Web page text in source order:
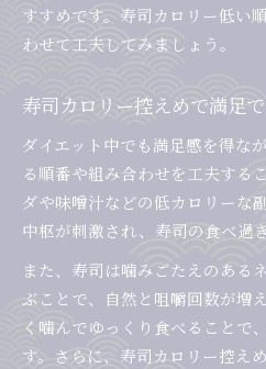
すすめです。寿司カロリー低い
わせて工夫してみましょう。
寿司カロリー控えめで満足
ダイエット中でも満足感を得な
る順番や組み合わせを工夫する
ダや味噌汁などの低カロリーな
中枢が刺激され、寿司の食べ過
また、寿司は噛みごたえのある
ぶことで、自然と咀嚼回数が増
く噛んでゆっくり食べることで
す。さらに、寿司カロリー控え